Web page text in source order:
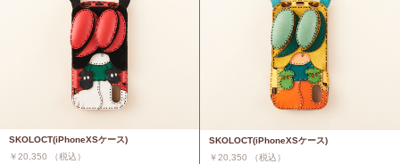
SKOLOCT(iPhoneXSケース)
￥20,350 （税込）
SKOLOCT(iPhoneXSケース)
￥20,350 （税込）